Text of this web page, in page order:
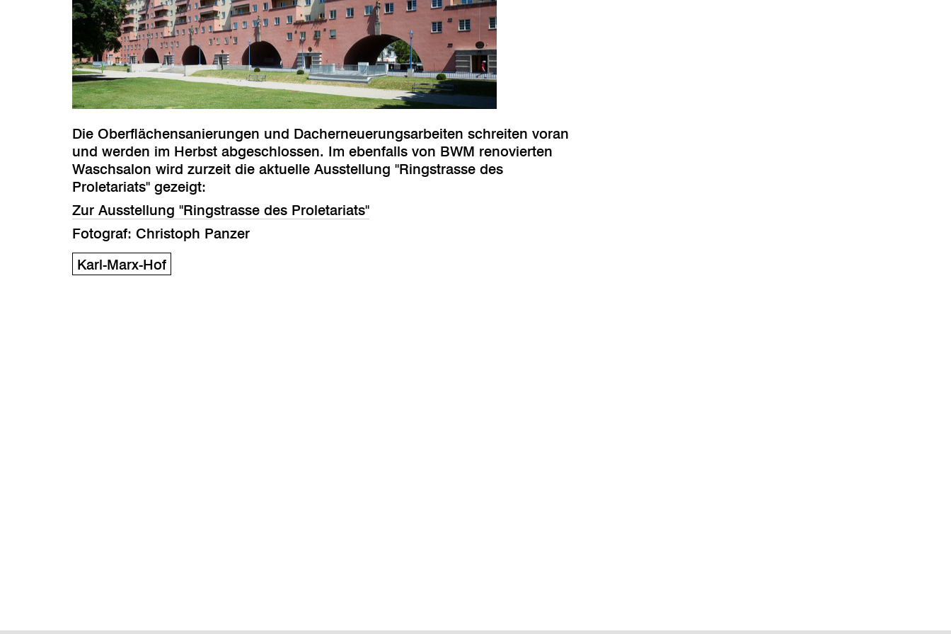
Die Oberflächensanierungen und Dacherneuerungsarbeiten schreiten voran
und werden im Herbst abgeschlossen. Im ebenfalls von BWM renovierten
Waschsalon wird zurzeit die aktuelle Ausstellung "Ringstrasse des
Proletariats" gezeigt:
Zur Ausstellung "Ringstrasse des Proletariats"
Fotograf: Christoph Panzer
Karl-Marx-Hof